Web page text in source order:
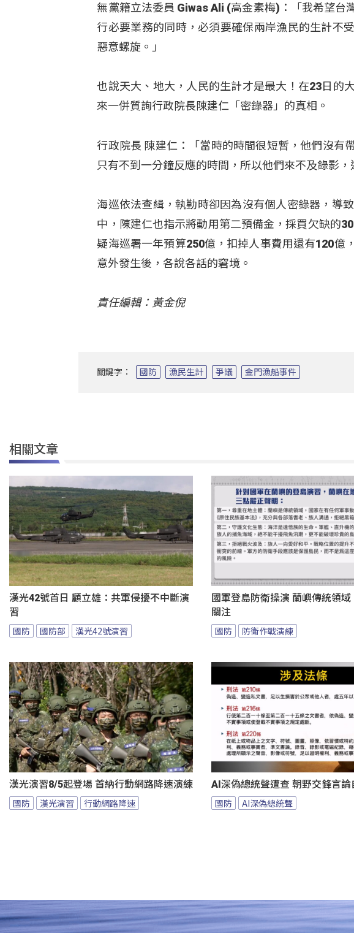
無黨籍立法委員 Giwas Ali (高金素梅)：「我希望台
行必要業務的同時，必須要確保兩岸漁民的生計不
惡意螺旋。」
也說天大、地大，人民的生計才是最大！在23日的
來一併質詢行政院長陳建仁「密錄器」的真相。
行政院長 陳建仁：「當時的時間很短暫，他們沒有
只有不到一分鐘反應的時間，所以他們來不及錄影，
海巡依法查緝，執勤時卻因為沒有個人密錄器，導
中，陳建仁也指示將動用第二預備金，採買欠缺的
疑海巡署一年預算250億，扣掉人事費用還有120億
意外發生後，各說各話的窘境。
責任編輯：黃金倪
關鍵字： 國防 漁民生計 爭議 金門漁船事件
相關文章
漢光42號首日 顧立雄：共軍侵擾不中斷演
習
國防 國防部 漢光42號演習
國軍登島防衛操演 蘭嶼傳統領域
關注
國防 防衛作戰演練
漢光演習8/5起登場 首納行動網路降速演練
國防 漢光演習 行動網路降速
AI深偽總統聲遭查 朝野交鋒言論
國防 AI深偽總統聲